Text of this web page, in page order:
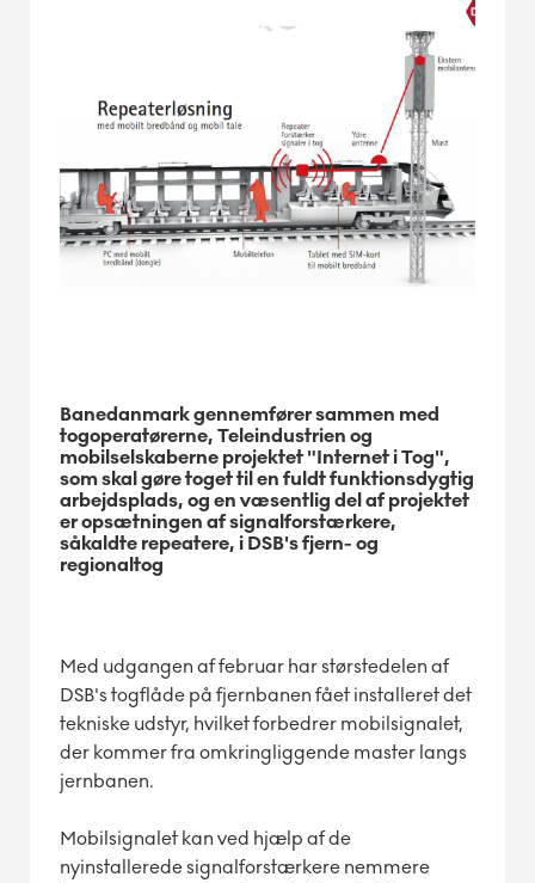
Banedanmark gennemfører sammen med
togoperatørerne, Teleindustrien og
mobilselskaberne projektet "Internet i Tog",
som skal gøre toget til en fuldt funktionsdygtig
arbejdsplads, og en væsentlig del af projektet
er opsætningen af signalforstærkere,
såkaldte repeatere, i DSB's fjern- og
regionaltog
Med udgangen af februar har størstedelen af
DSB's togflåde på fjernbanen fået installeret det
tekniske udstyr, hvilket forbedrer mobilsignalet,
der kommer fra omkringliggende master langs
jernbanen.
Mobilsignalet kan ved hjælp af de
nyinstallerede signalforstærkere nemmere